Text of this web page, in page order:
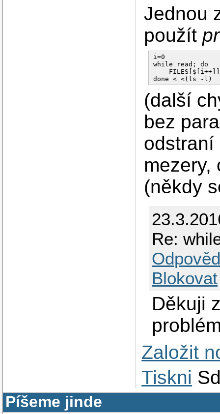
Jednou
použít
i=0
while read; do
(další
bez
odstraní
mezery,
(někdy
Re:
Blokovat
Děkuji
Založit
Tiskni
Píšeme jinde